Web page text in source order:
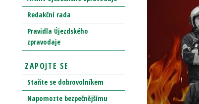
Redakční rada
Pravidla Újezdského
zpravodaje
ZAPOJTE SE
Staňte se dobrovolníkem
Napomozte bezpečnějšímu